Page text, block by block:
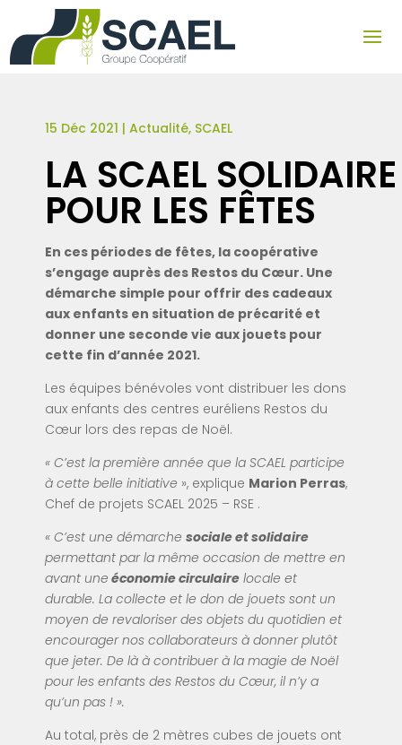
15 Déc 2021 | Actualité, SCAEL
LA SCAEL SOLIDAIRE
POUR LES FÊTES
En ces périodes de fêtes, la coopérative
s’engage auprès des Restos du Cœur. Une
démarche simple pour offrir des cadeaux
aux enfants en situation de précarité et
donner une seconde vie aux jouets pour
cette fin d’année 2021.
Les équipes bénévoles vont distribuer les dons
aux enfants des centres euréliens Restos du
Cœur lors des repas de Noël.
« C’est la première année que la SCAEL participe
à cette belle initiative », explique Marion Perras,
Chef de projets SCAEL 2025 – RSE .
« C’est une démarche sociale et solidaire
permettant par la même occasion de mettre en
avant une économie circulaire locale et
durable. La collecte et le don de jouets sont un
moyen de revaloriser des objets du quotidien et
encourager nos collaborateurs à donner plutôt
que jeter. De là à contribuer à la magie de Noël
pour les enfants des Restos du Cœur, il n’y a
qu’un pas ! ».
Au total, près de 2 mètres cubes de jouets ont